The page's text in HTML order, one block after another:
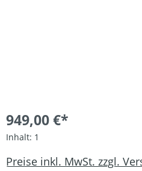
949,00 €*
Inhalt: 1
Preise inkl. MwSt. zzgl.